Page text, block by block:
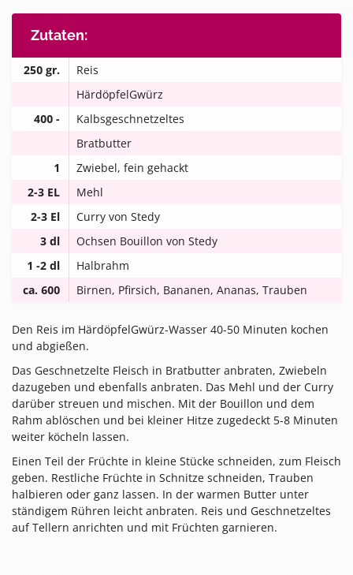
Zutaten:
250 gr.
Reis
HärdöpfelGwürz
400 -
Kalbsgeschnetzeltes
Bratbutter
1
Zwiebel, fein gehackt
2-3 EL
Mehl
2-3 El
Curry von Stedy
3 dl
Ochsen Bouillon von Stedy
1 -2 dl
Halbrahm
ca. 600
Birnen, Pfirsich, Bananen, Ananas, Trauben
Den Reis im HärdöpfelGwürz-Wasser 40-50 Minuten kochen
und abgießen.
Das Geschnetzelte Fleisch in Bratbutter anbraten, Zwiebeln
dazugeben und ebenfalls anbraten. Das Mehl und der Curry
darüber streuen und mischen. Mit der Bouillon und dem
Rahm ablöschen und bei kleiner Hitze zugedeckt 5-8 Minuten
weiter köcheln lassen.
Einen Teil der Früchte in kleine Stücke schneiden, zum Fleisch
geben. Restliche Früchte in Schnitze schneiden, Trauben
halbieren oder ganz lassen. In der warmen Butter unter
ständigem Rühren leicht anbraten. Reis und Geschnetzeltes
auf Tellern anrichten und mit Früchten garnieren.